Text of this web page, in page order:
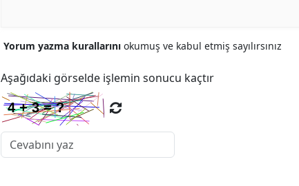
Yorum yazma kurallarını okumuş ve kabul etmiş sayılırsınız
Aşağıdaki görselde işlemin sonucu kaçtır